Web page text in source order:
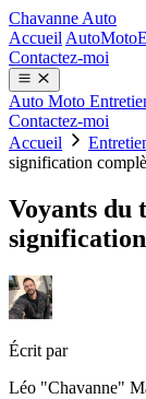
Chavanne Auto
Accueil AutoMoto
Contactez-moi
Auto Moto
Contactez-moi
Accueil
signification
Voyants du
Écrit par
Léo "Chavanne"